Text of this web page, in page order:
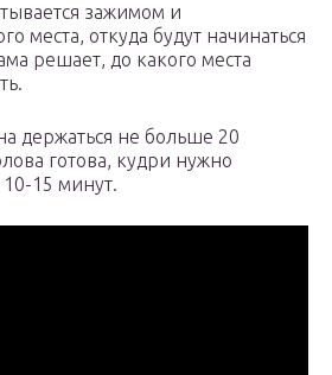
зажимом и
места, откуда будут начинаться
решает, до какого места
держаться не больше 20
готова, кудри нужно
15 минут.